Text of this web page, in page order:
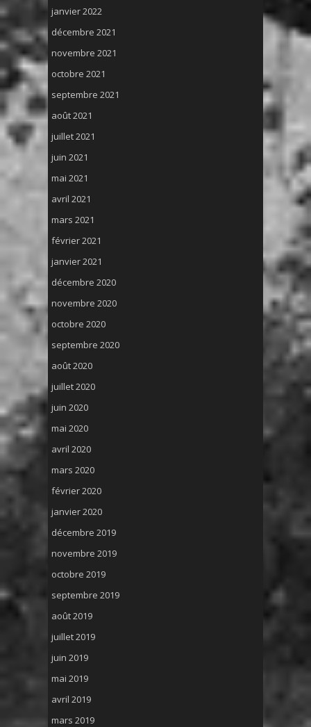
janvier 2022
décembre 2021
novembre 2021
octobre 2021
septembre 2021
août 2021
juillet 2021
juin 2021
mai 2021
avril 2021
mars 2021
février 2021
janvier 2021
décembre 2020
novembre 2020
octobre 2020
septembre 2020
août 2020
juillet 2020
juin 2020
mai 2020
avril 2020
mars 2020
février 2020
janvier 2020
décembre 2019
novembre 2019
octobre 2019
septembre 2019
août 2019
juillet 2019
juin 2019
mai 2019
avril 2019
mars 2019